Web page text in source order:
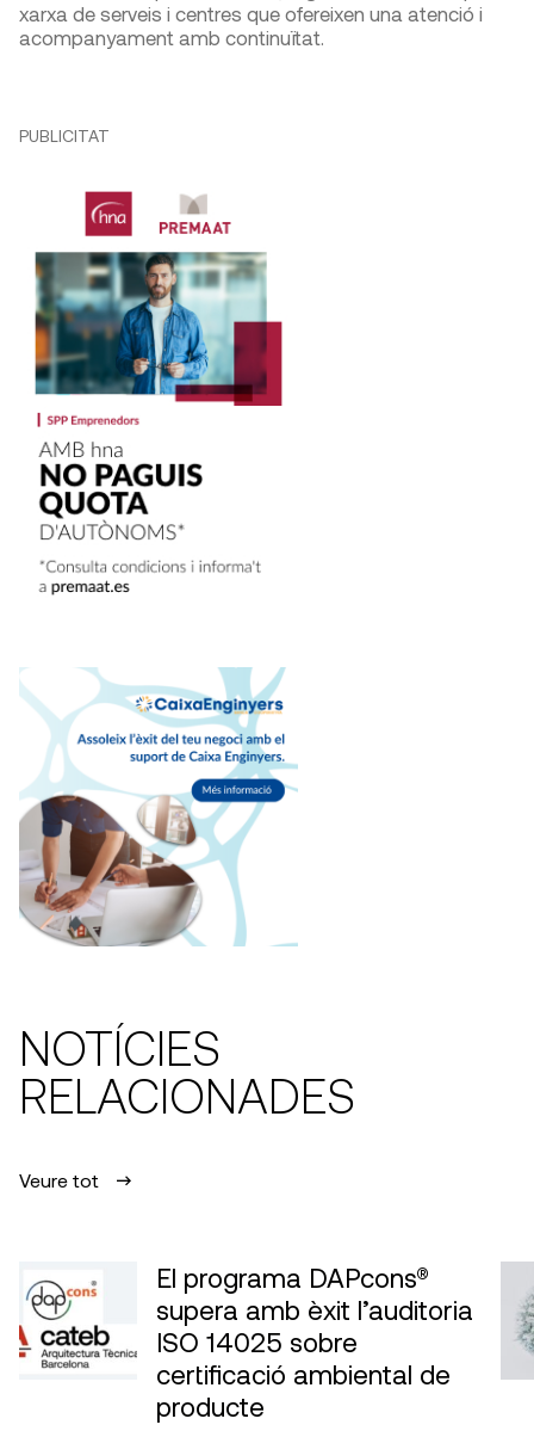
xarxa de serveis i centres que ofereixen una atenció i
acompanyament amb continuïtat.
PUBLICITAT
NOTÍCIES
RELACIONADES
Veure tot
El programa DAPcons®
supera amb èxit l’auditoria
ISO 14025 sobre
certificació ambiental de
producte